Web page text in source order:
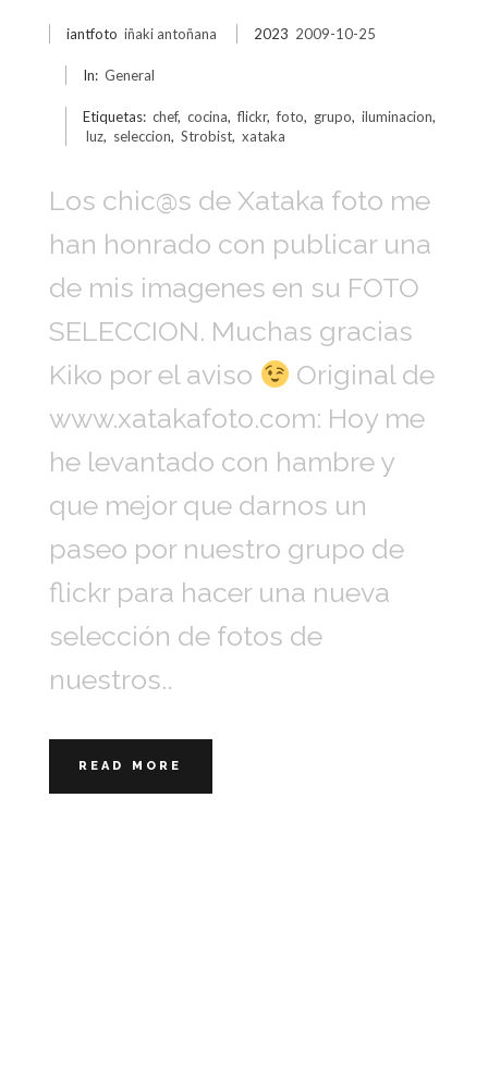
iantfoto iñaki antoñana 2023 2009-10-25
In: General
Etiquetas: chef, cocina, flickr, foto, grupo, iluminacion,
luz, seleccion, Strobist, xataka
Los chic@s de Xataka foto me
han honrado con publicar una
de mis imagenes en su FOTO
SELECCION. Muchas gracias
Kiko por el aviso
Original de
www.xatakafoto.com: Hoy me
he levantado con hambre y
que mejor que darnos un
paseo por nuestro grupo de
flickr para hacer una nueva
selección de fotos de
nuestros..
READ MORE